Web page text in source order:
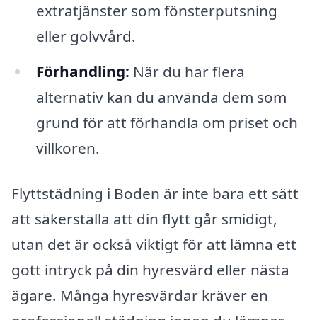
extratjänster som fönsterputsning
eller golvvård.
Förhandling: När du har flera
alternativ kan du använda dem som
grund för att förhandla om priset och
villkoren.
Flyttstädning i Boden är inte bara ett sätt
att säkerställa att din flytt går smidigt,
utan det är också viktigt för att lämna ett
gott intryck på din hyresvärd eller nästa
ägare. Många hyresvärdar kräver en